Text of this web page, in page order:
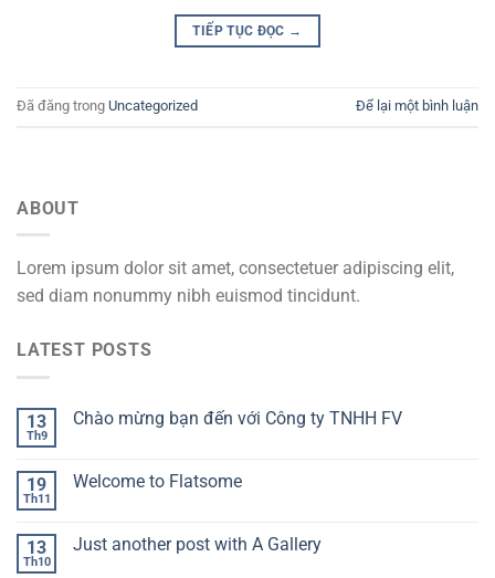
TIẾP TỤC ĐỌC →
Đã đăng trong Uncategorized Để lại một bình luận
ABOUT
Lorem ipsum dolor sit amet, consectetuer adipiscing elit,
sed diam nonummy nibh euismod tincidunt.
LATEST POSTS
13
Th9
Chào mừng bạn đến với Công ty TNHH FV
19
Th11
Welcome to Flatsome
13
Th10
Just another post with A Gallery